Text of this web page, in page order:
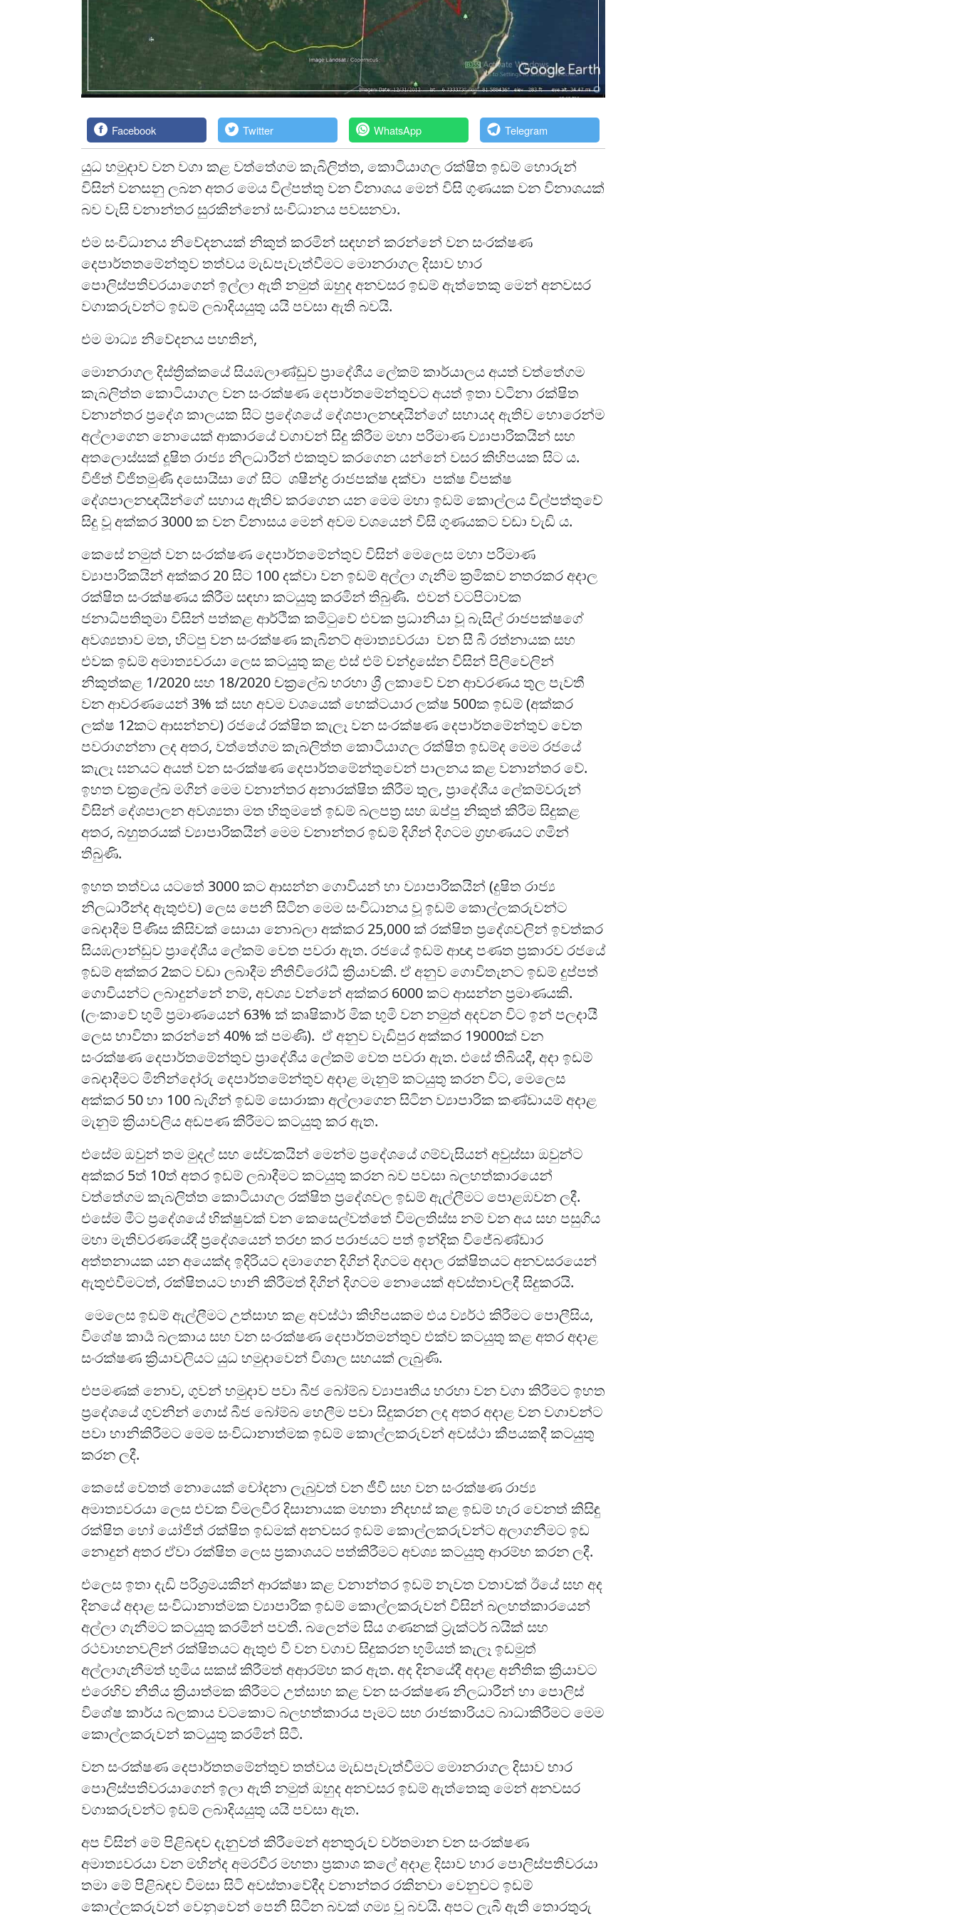
Facebook Twitter WhatsApp Telegram
යුධ හමුදාව වන වගා කළ වත්තේගම කැබිලිත්ත, කොටියාගල රක්ෂිත ඉඩම් හොරුන්
විසින් වනසනු ලබන අතර මෙය විල්පත්තු වන විනාශය මෙන් විසි ගුණයක වන විනාශයක්
බව වැසි වනාන්තර සුරකින්නෝ සංවිධානය පවසනවා.
එම සංවිධානය නිවේදනයක් නිකුත් කරමින් සඳහන් කරන්නේ වන සංරක්ෂණ
දෙපාර්තතමේන්තුව තත්වය මැඩපැවැත්වීමට මොනරාගල දිසාව භාර
පොලිස්පතිවරයාගෙන් ඉල්ලා ඇති නමුත් ඔහුද අනවසර ඉඩම් ඇත්තෙකු මෙන් අනවසර
වගාකරුවන්ට ඉඩම් ලබාදියයුතු යයි පවසා ඇති බවයි.
එම මාධ්‍ය නිවේදනය පහතින්,
මොනරාගල දිස්ත්‍රික්කයේ සියඹලාණ්ඩුව ප්‍රාදේශීය ලේකම් කාර්යාලය අයත් වත්තේගම
කැබලිත්ත කොටියාගල වන සංරක්ෂණ දෙපාර්තමේන්තුවට අයත් ඉතා වටිනා රක්ෂිත
වනාන්තර ප්‍රදේශ කාලයක සිට ප්‍රදේශයේ දේශපාලනඥයින්ගේ සහායද ඇතිව හොරෙන්ම
අල්ලාගෙන නොයෙක් ආකාරයේ වගාවන් සිදු කිරීම මහා පරිමාණ ව්‍යාපාරිකයින් සහ
අතලොස්සක් දූෂිත රාජ්‍ය නිලධාරීන් එකතුව කරගෙන යන්නේ වසර කිහිපයක සිට ය.
විජිත් විජිතමුණි දසොයිසා ගේ සිට ශෂීන්ද්‍ර රාජපක්ෂ දක්වා පක්ෂ විපක්ෂ
දේශපාලනඥයින්ගේ සහාය ඇතිව කරගෙන යන මෙම මහා ඉඩම් කොල්ලය විල්පත්තුවේ
සිදු වූ අක්කර 3000 ක වන විනාසය මෙන් අවම වශයෙන් විසි ගුණයකට වඩා වැඩි ය.
කෙසේ නමුත් වන සංරක්ෂණ දෙපාර්තමේන්තුව විසින් මෙලෙස මහා පරිමාණ
ව්‍යාපාරිකයින් අක්කර 20 සිට 100 දක්වා වන ඉඩම් අල්ලා ගැනීම ක්‍රමිකව නතරකර අදාල
රක්ෂිත සංරක්ෂණය කිරීම සඳහා කටයුතු කරමින් තිබුණි. එවන් වටපිටාවක
ජනාධිපතිතුමා විසින් පත්කළ ආර්ථික කමිටුවේ එවක ප්‍රධානියා වූ බැසිල් රාජපක්ෂගේ
අවශ්‍යතාව මත, හිටපු වන සංරක්ෂණ කැබිනට් අමාත්‍යවරයා වන සී බී රත්නායක සහ
එවක ඉඩම් අමාත්‍යවරයා ලෙස කටයුතු කළ එස් එම් චන්ද්‍රසේන විසින් පිලිවෙලින්
නිකුත්කළ 1/2020 සහ 18/2020 චක්‍රලේඛ හරහා ශ්‍රී ලකාවේ වන ආවරණය තුල පැවතී
වන ආවරණයෙන් 3% ක් සහ අවම වශයෙක් හෙක්ටයාර ලක්ෂ 500ක ඉඩම් (අක්කර
ලක්ෂ 12කට ආසන්නව) රජයේ රක්ෂිත කැලෑ වන සංරක්ෂණ දෙපාර්තමේන්තුව වෙත
පවරාගන්නා ලද අතර, වත්තේගම කැබලිත්ත කොටියාගල රක්ෂිත ඉඩම්ද මෙම රජයේ
කැලෑ ඝනයට අයත් වන සංරක්ෂණ දෙපාර්තමේන්තුවෙන් පාලනය කළ වනාන්තර වේ.
ඉහත චක්‍රලේඛ මගින් මෙම වනාන්තර අනාරක්ෂිත කිරීම තුල, ප්‍රාදේශීය ලේකම්වරුන්
විසින් දේශපාලන අවශ්‍යතා මත හිතුමතේ ඉඩම් බලපත්‍ර සහ ඔප්පු නිකුත් කිරීම සිදුකළ
අතර, බහුතරයක් ව්‍යාපාරිකයින් මෙම වනාන්තර ඉඩම් දිගින් දිගටම ග්‍රහණයට ගමින්
තිබුණි.
ඉහත තත්වය යටතේ 3000 කට ආසන්න ගොවියන් හා ව්‍යාපාරිකයින් (දුෂිත රාජ්‍ය
නිලධාරීන්ද ඇතුළුව) ලෙස පෙනී සිටින මෙම සංවිධානය වූ ඉඩම් කොල්ලකරුවන්ට
බෙදාදීම පිණිස කිසිවක් සොයා නොබලා අක්කර 25,000 ක් රක්ෂිත ප්‍රදේශවලින් ඉවත්කර
සියඹලාන්ඩුව ප්‍රාදේශීය ලේකම් වෙත පවරා ඇත. රජයේ ඉඩම් ආඥා පණත ප්‍රකාරව රජයේ
ඉඩම් අක්කර 2කට වඩා ලබාදීම නීතිවිරෝධී ක්‍රියාවකි. ඒ අනුව ගොවිතැනට ඉඩම් දුප්පත්
ගොවියන්ට ලබාදුන්නේ නම්, අවශ්‍ය වන්නේ අක්කර 6000 කට ආසන්න ප්‍රමාණයකි.
(ලංකාවේ භුමි ප්‍රමාණයෙන් 63% ක් කෘෂිකාර් මික භුමි වන නමුත් අදවන විට ඉන් පලදායී
ලෙස භාවිතා කරන්නේ 40% ක් පමණි). ඒ අනුව වැඩිපුර අක්කර 19000ක් වන
සංරක්ෂණ දෙපාර්තමේන්තුව ප්‍රාදේශීය ලේකම් වෙත පවරා ඇත. එසේ තිබියදී, අදා ඉඩම්
බෙදාදීමට මිනින්දෝරු දෙපාර්තමේන්තුව අදාළ මැනුම් කටයුතු කරන විට, මෙලෙස
අක්කර 50 හා 100 බැගින් ඉඩම් සොරාකා අල්ලාගෙන සිටින ව්‍යාපාරික කණ්ඩායම් අදාළ
මැනුම් ක්‍රියාවලිය අඩපණ කිරීමට කටයුතු කර ඇත.
එසේම ඔවුන් තම මුදල් සහ සේවකයින් මෙන්ම ප්‍රදේශයේ ගම්වැසියන් අවුස්සා ඔවුන්ට
අක්කර 5ත් 10ත් අතර ඉඩම් ලබාදීමට කටයුතු කරන බව පවසා බලහත්කාරයෙන්
වත්තේගම කැබලිත්ත කොටියාගල රක්ෂිත ප්‍රදේශවල ඉඩම් ඇල්ලීමට පොළඹවන ලදී.
එසේම මීට ප්‍රදේශයේ භික්ෂුවක් වන කෙසෙල්වත්තේ විමලතිස්ස නම් වන අය සහ පසුගිය
මහා මැතිවරණයේදී ප්‍රදේශයෙන් තරඟ කර පරාජයට පත් ඉන්දික විජේබණ්ඩාර
අත්තනායක යන අයෙක්ද ඉදිරියට දමාගෙන දිගින් දිගටම අදාල රක්ෂිතයට අනවසරයෙන්
ඇතුළුවීමටත්, රක්ෂිතයට හානි කිරීමත් දිගින් දිගටම නොයෙක් අවස්තාවලදී සිදුකරයි.
මෙලෙස ඉඩම් ඇල්ලීමට උත්සාහ කළ අවස්ථා කිහිපයකම එය ව්‍යර්ථ කිරීමට පොලීසිය,
විශේෂ කාර්‍ය බලකාය සහ වන සංරක්ෂණ දෙපාර්තමන්තුව එක්ව කටයුතු කළ අතර අදාළ
සංරක්ෂණ ක්‍රියාවලියට යුධ හමුදාවෙන් විශාල සහයක් ලැබුණි.
එපමණක් නොව, ගුවන් හමුදාව පවා බීජ බෝම්බ ව්‍යාපෘතිය හරහා වන වගා කිරීමට ඉහත
ප්‍රදේශයේ ගුවනින් ගොස් බීජ බෝම්බ හෙලීම පවා සිදුකරන ලද අතර අදාළ වන වගාවන්ට
පවා හානිකිරීමට මෙම සංවිධානාත්මක ඉඩම් කොල්ලකරුවන් අවස්ථා කීපයකදී කටයුතු
කරන ලදී.
කෙසේ වෙතත් නොයෙක් චෝදනා ලැබුවත් වන ජීවී සහ වන සංරක්ෂණ රාජ්‍ය
අමාත්‍යවරයා ලෙස එවක විමලවීර දිසානායක මහතා නිදහස් කළ ඉඩම් හැර වෙනත් කිසිඳු
රක්ෂිත හෝ යෝජිත් රක්ෂිත ඉඩමක් අනවසර ඉඩම් කොල්ලකරුවන්ට අලාගනීමට ඉඩ
නොදුන් අතර ඒවා රක්ෂිත ලෙස ප්‍රකාශයට පත්කිරීමට අවශ්‍ය කටයුතු ආරම්භ කරන ලදී.
එලෙස ඉතා දැඩි පරිශ්‍රමයකින් ආරක්ෂා කළ වනාන්තර ඉඩම් නැවත වතාවක් ඊයේ සහ අද
දිනයේ අදාළ සංවිධානාත්මක ව්‍යාපාරික ඉඩම් කොල්ලකරුවන් විසින් බලහත්කාරයෙන්
අල්ලා ගැනීමට කටයුතු කරමින් පවතී. බලෙන්ම සිය ගණනක් ට්‍රැක්ටර් බයික් සහ
රථවාහනවලින් රක්ෂිතයට ඇතුළු වී වන වගාව සිදුකරන භූමියත් කැලෑ ඉඩමුත්
අල්ලාගැනීමත් භුමිය සකස් කිරීමත් අආරම්හ කර ඇත. අද දිනයේදී අදාළ අනීතික ක්‍රියාවට
එරෙහිව නීතිය ක්‍රියාත්මක කිරීමට උත්සාහ කළ වන සංරක්ෂණ නිලධාරීන් හා පොලිස්
විශේෂ කාර්ය බලකාය වටකොට බලහත්කාරය පෑමට සහ රාජකාරියට බාධාකිරීමට මෙම
කොල්ලකරුවන් කටයුතු කරමින් සිටී.
වන සංරක්ෂණ දෙපාර්තතමේන්තුව තත්වය මැඩපැවැත්වීමට මොනරාගල දිසාව භාර
පොලිස්පතිවරයාගෙන් ඉලා ඇති නමුත් ඔහුද අනවසර ඉඩම් ඇත්තෙකු මෙන් අනවසර
වගාකරුවන්ට ඉඩම් ලබාදියයුතු යයි පවසා ඇත.
අප විසින් මේ පිළිබඳව දැනුවත් කිරීමෙන් අනතුරුව වර්තමාන වන සංරක්ෂණ
අමාත්‍යවරයා වන මහින්ද අමරවීර මහතා ප්‍රකාශ කලේ අදාළ දිසාව භාර පොලිස්පතිවරයා
තමා මේ පිළිබඳව විමසා සිටි අවස්තාවේදීද වනාන්තර රකිනවා වෙනුවට ඉඩම්
කොල්ලකරුවන් වෙනුවෙන් පෙනී සිටින බවක් ගම්‍ය වූ බවයි. අපට ලැබී ඇති තොරතුරු